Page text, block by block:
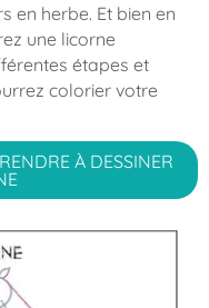
en herbe. Et bien en
une licorne
étapes et
colorier votre
À DESSINER